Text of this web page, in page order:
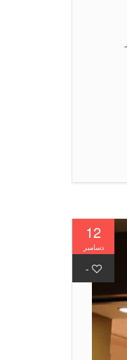
12
دسامبر
-